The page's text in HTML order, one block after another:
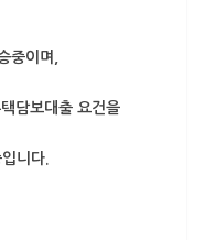
중이며,
담보대출 요건을
니다.